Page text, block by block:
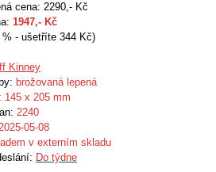
cena: 2290,- Kč
1947,- Kč
% - ušetříte 344 Kč)
Kinney
brožovaná lepená
145 x 205 mm
2240
05-08
v externím skladu
Do týdne